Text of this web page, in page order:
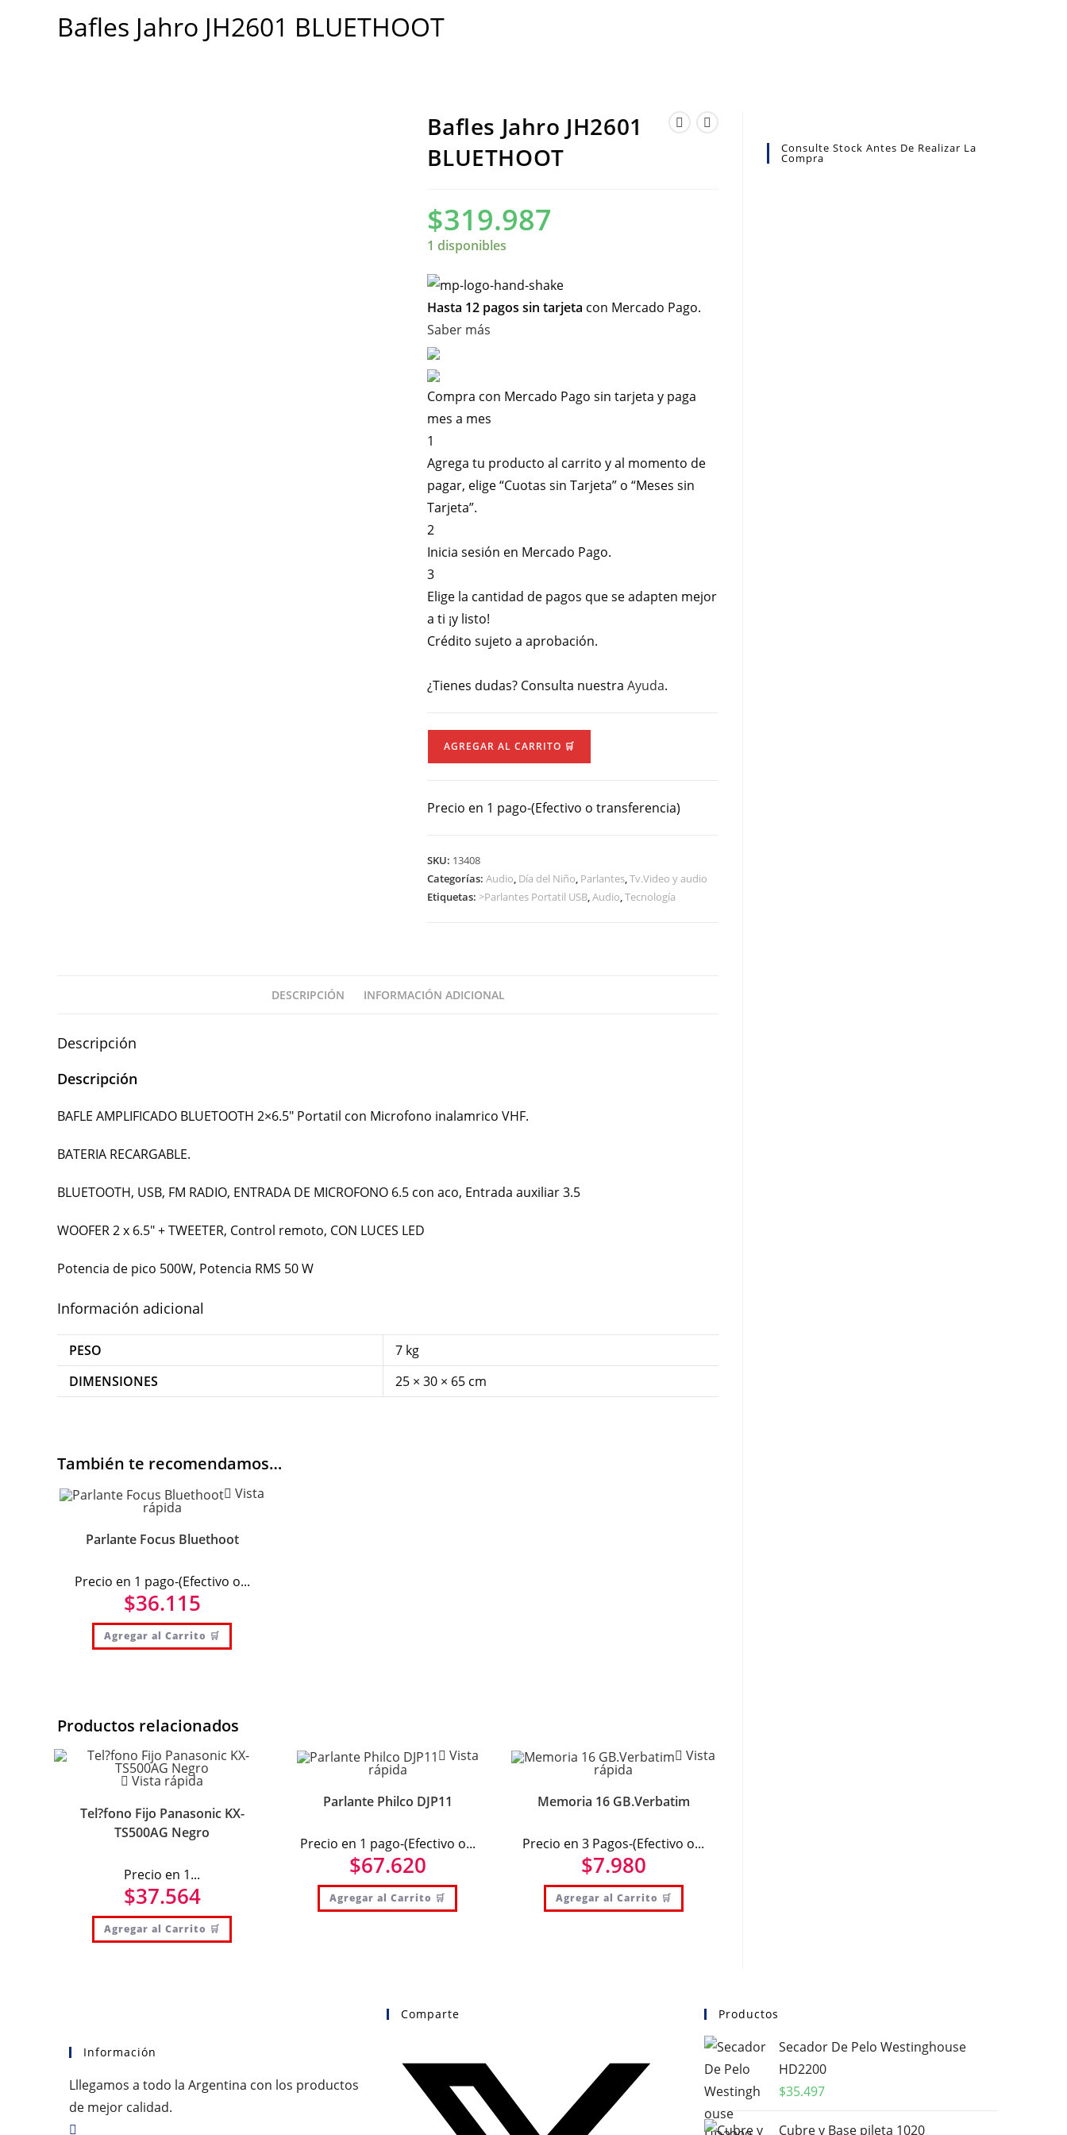
BLUETHOOT
cantidad
Bafles Jahro JH2601 BLUETHOOT
Bafles Jahro JH2601
BLUETHOOT
$319.987
1 disponibles
Hasta 12 pagos sin tarjeta con Mercado Pago.
Saber más
Compra con Mercado Pago sin tarjeta y paga
mes a mes
1
Agrega tu producto al carrito y al momento de
pagar, elige “Cuotas sin Tarjeta” o “Meses sin
Tarjeta”.
2
Inicia sesión en Mercado Pago.
3
Elige la cantidad de pagos que se adapten mejor
a ti ¡y listo!
Crédito sujeto a aprobación.
¿Tienes dudas? Consulta nuestraAyuda.
cantidad
AGREGAR AL CARRITO 🛒
Precio en 1 pago-(Efectivo o transferencia)
SKU: 13408
Categorías:Audio, Día del Niño, Parlantes,Tv.Video y audio
Etiquetas:>Parlantes Portatil USB,Audio,Tecnología
DESCRIPCIÓN INFORMACIÓN ADICIONAL
Descripción
Descripción
BAFLE AMPLIFICADO BLUETOOTH 2×6.5″ Portatil con Microfono inalamrico VHF.
BATERIA RECARGABLE.
BLUETOOTH, USB, FM RADIO, ENTRADA DE MICROFONO 6.5 con aco, Entrada auxiliar 3.5
WOOFER 2 x 6.5″ + TWEETER, Control remoto, CON LUCES LED
Potencia de pico 500W, Potencia RMS 50 W
Información adicional
PESO
7 kg
DIMENSIONES
25 × 30 × 65 cm
También te recomendamos…
Vista
rápida
Parlante Focus Bluethoot
Precio en 1 pago-(Efectivo o...
$36.115
Agregar al Carrito 🛒
Productos relacionados
Vista rápida
Tel?fono Fijo Panasonic KX-
TS500AG Negro
Precio en 1...
$37.564
Agregar al Carrito 🛒
Vista
rápida
Parlante Philco DJP11
Precio en 1 pago-(Efectivo o...
$67.620
Agregar al Carrito 🛒
Vista
rápida
Memoria 16 GB.Verbatim
Precio en 3 Pagos-(Efectivo o...
$7.980
Agregar al Carrito 🛒
Consulte Stock Antes De Realizar La
Compra
Información
Lllegamos a todo la Argentina con los productos
de mejor calidad.
Comparte Productos
Secador De Pelo Westinghouse
HD2200
$35.497
Cubre y Base pileta 1020